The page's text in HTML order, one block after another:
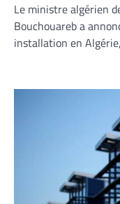
Le ministre algérien
Bouchouareb a
installation en